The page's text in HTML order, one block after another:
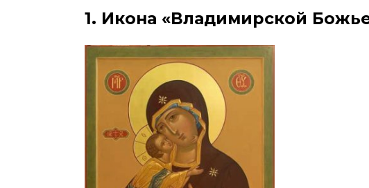
1. Икона «Владимирской